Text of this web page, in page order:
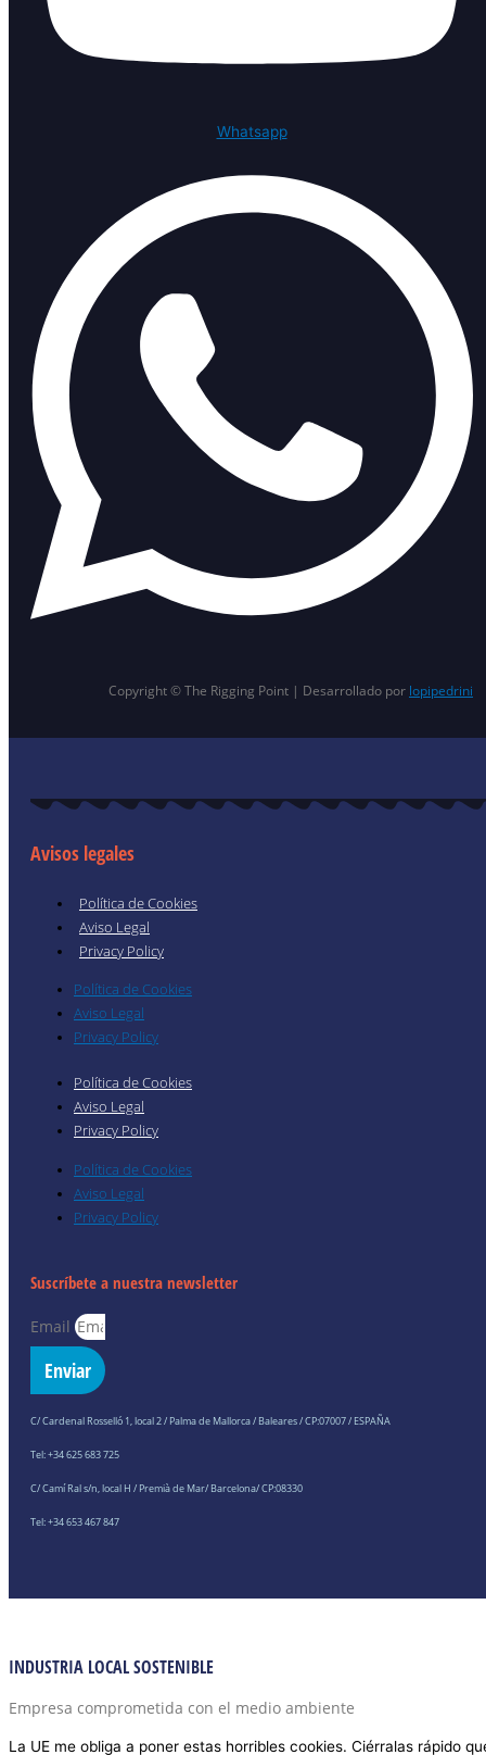
Whatsapp
Copyright © The Rigging Point | Desarrollado por lopipedrini
Avisos legales
Política de Cookies
Aviso Legal
Privacy Policy
Política de Cookies
Aviso Legal
Privacy Policy
Política de Cookies
Aviso Legal
Privacy Policy
Política de Cookies
Aviso Legal
Privacy Policy
Suscríbete a nuestra newsletter
Email
Enviar
C/ Cardenal Rosselló 1, local 2 / Palma de Mallorca / Baleares / CP:07007 / ESPAÑA
Tel: +34 625 683 725
C/ Camí Ral s/n, local H / Premià de Mar/ Barcelona/ CP:08330
Tel: +34 653 467 847
INDUSTRIA LOCAL SOSTENIBLE
Empresa comprometida con el medio ambiente
La UE me obliga a poner estas horribles cookies. Ciérralas rápido